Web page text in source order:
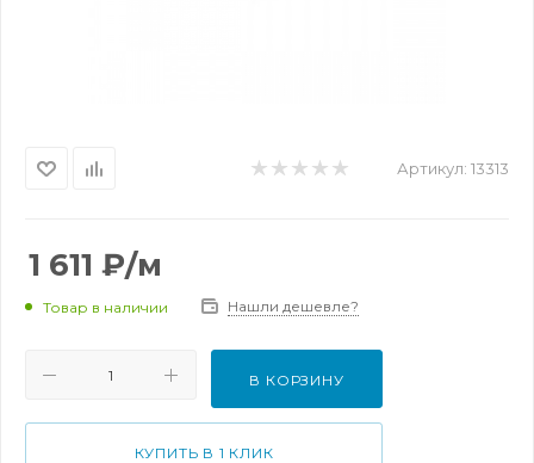
Артикул: 13313
1 611 ₽/м
Товар в наличии Нашли дешевле?
В КОРЗИНУ
КУПИТЬ В 1 КЛИК